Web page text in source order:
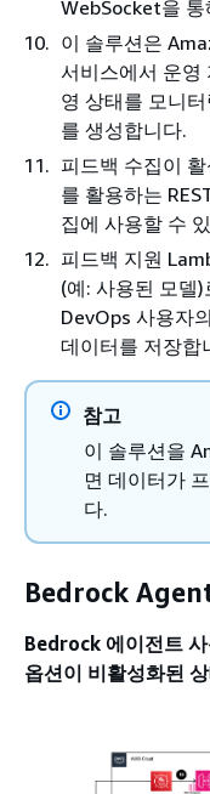
WebSocket을
이 솔루션은
서비스에서 운영
영 상태를 모니
를 생성합니다.
피드백 수집이
를 활용하는
집에 사용할 수
피드백 지원
(예: 사용된 모델
DevOps 사용자
데이터를 저장합
참고
이 솔루션을
면 데이터가
다.
Bedrock
Bedrock 에이전트
옵션이 비활성화된